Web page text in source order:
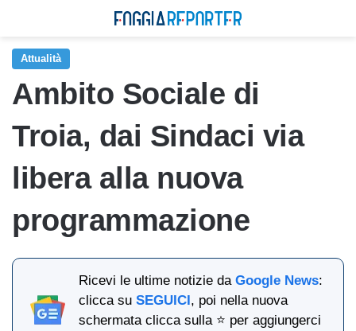
Attualità
Ambito Sociale di
Troia, dai Sindaci via
libera alla nuova
programmazione
Ricevi le ultime notizie daGoogle News:
clicca suSEGUICI, poi nella nuova
schermata clicca sulla ⭐ per aggiungerci